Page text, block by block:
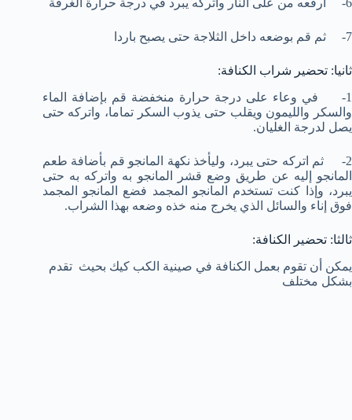
6- ارفعه من على النار واتركه يبرد في درجة حرارة الغرفة
7- ثم قم بوضعه داخل الثلاجة حتى يصبح باردا
ثانيا: تحضير شراب الكنافة:
1- في وعاء على درجة حرارة منخفضة قم بإضافة الماء
والسكر والليمون ويقلب حتى يذوب السكر تماما، واتركه حتى
يصل لدرجة الغليان.
2- ثم اتركه حتى يبرد، وليأخذ نكهة المانجو قم بأضافة طعم
المانجو إليه عن طريق وضع قشر المانجو به واتركه به حتى
يبرد، وإذا كنت تستخدم المانجو المجمد فضع المانجو المجمد
فوق إناء والسائل الذي يخرج منه خذه وضعه بهذا الشراب.
ثالثا: تحضير الكنافة:
يمكن أن تقوم بعمل الكنافة في صينية الكب كيك بحيث تقدم
بشكل مختلف